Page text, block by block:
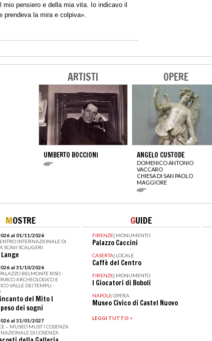
pensiero e della mia vita. Io indicavo il
prendeva la mira e colpiva».
ARTISTI
UMBERTO BOCCIONI
OPERE
ANGELO CUSTODE
DOMENICO ANTONIO
VACCARO
CHIESA DI SAN PAOLO
MAGGIORE
MOSTRE
al 01/11/2026
INTERNAZIONALE DI
SCAVI SCALIGERI
al 31/10/2026
BELMONTE RISO -
ARCHEOLOGICO E
VALLE DEI TEMPLI -
del Mito I
dei sogni
al 31/01/2027
– MUSEO MUST I COSENZA
DI COSENZA
GUIDE
FIRENZE| MONUMENTO
Palazzo Caccini
CASERTA| LOCALE
Caffè del Centro
FIRENZE| MONUMENTO
I Giocatori di Boboli
NAPOLI| OPERA
Museo Civico di Castel Nuovo
LEGGI TUTTO >